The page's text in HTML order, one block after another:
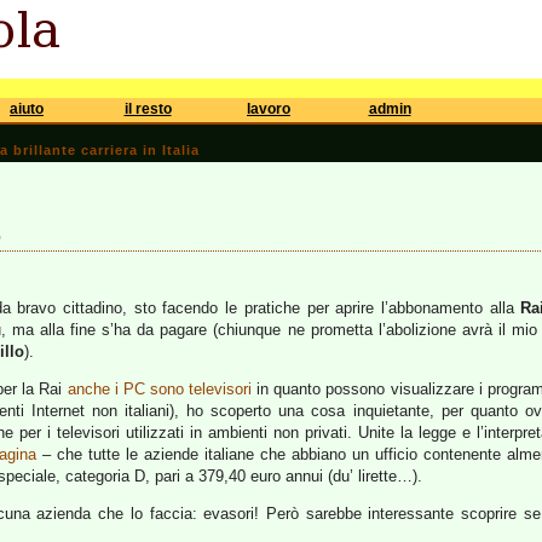
aiuto il resto lavoro admin
brillante carriera in Italia
bravo cittadino, sto facendo le pratiche per aprire l’abbonamento alla
ma alla fine s’ha da pagare (chiunque ne prometta l’abolizione avrà il
).
la Rai anche i PC sono televisori in quanto possono visualizzare i
Internet non italiani), ho scoperto una cosa inquietante, per quanto
per i televisori utilizzati in ambienti non privati. Unite la legge e
– che tutte le aziende italiane che abbiano un ufficio contenente
categoria D, pari a 379,40 euro annui (du’ lirette…).
azienda che lo faccia: evasori! Però sarebbe interessante scoprire